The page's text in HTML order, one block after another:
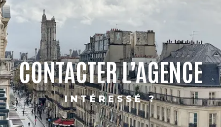
CONTACTER L’AGENCE
INTÉRESSÉ ?